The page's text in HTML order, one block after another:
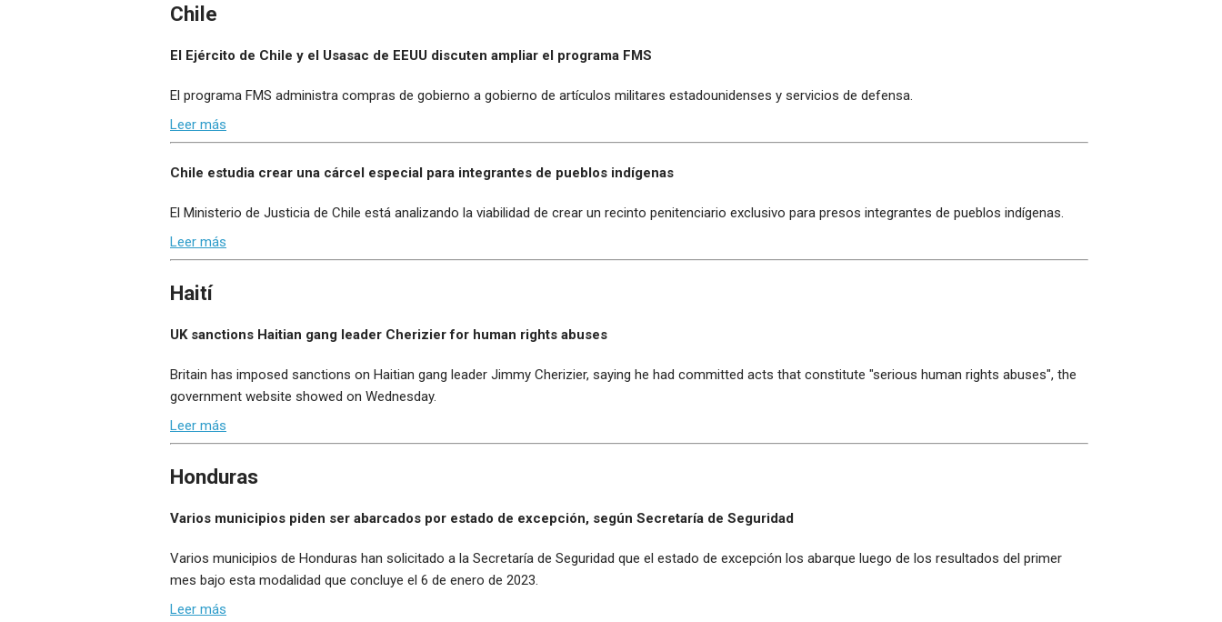
Chile
El Ejército de Chile y el Usasac de EEUU discuten ampliar el programa FMS
El programa FMS administra compras de gobierno a gobierno de artículos militares estadounidenses y servicios de defensa.
Leer más
Chile estudia crear una cárcel especial para integrantes de pueblos indígenas
El Ministerio de Justicia de Chile está analizando la viabilidad de crear un recinto penitenciario exclusivo para presos integrantes de pueblos indígenas.
Leer más
Haití
UK sanctions Haitian gang leader Cherizier for human rights abuses
Britain has imposed sanctions on Haitian gang leader Jimmy Cherizier, saying he had committed acts that constitute "serious human rights abuses", the
government website showed on Wednesday.
Leer más
Honduras
Varios municipios piden ser abarcados por estado de excepción, según Secretaría de Seguridad
Varios municipios de Honduras han solicitado a la Secretaría de Seguridad que el estado de excepción los abarque luego de los resultados del primer
mes bajo esta modalidad que concluye el 6 de enero de 2023.
Leer más